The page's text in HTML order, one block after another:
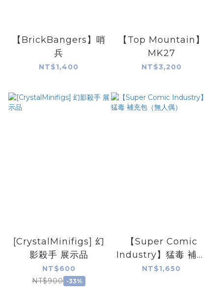
【BrickBangers】哨
兵
NT$1,400
【Top Mountain】
MK27
NT$3,200
[CrystalMinifigs] 幻
影殺手 展示品
NT$600
NT$900 -33%
【Super Comic
Industry】猛毒 補充
包（無人偶）
NT$1,650